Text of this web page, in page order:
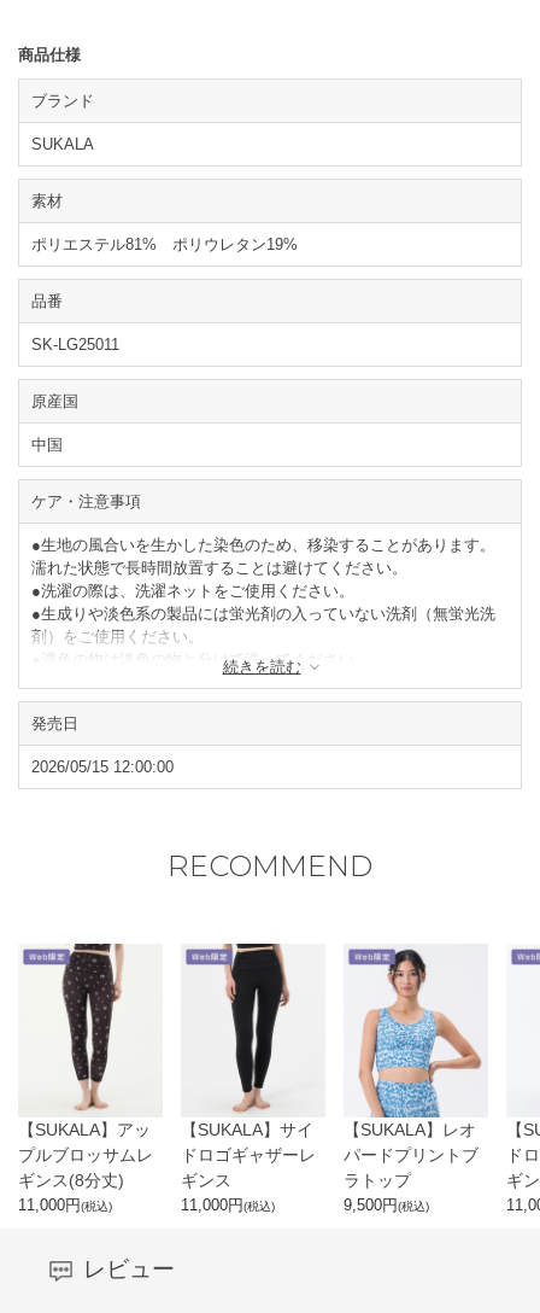
商品仕様
ブランド
SUKALA
素材
ポリエステル81% ポリウレタン19%
品番
SK-LG25011
原産国
中国
ケア・注意事項
●生地の風合いを生かした染色のため、移染することがあります。
濡れた状態で長時間放置することは避けてください。
●洗濯の際は、洗濯ネットをご使用ください。
●生成りや淡色系の製品には蛍光剤の入っていない洗剤（無蛍光洗
剤）をご使用ください。
●濃色の物は淡色の物と分けて洗ってください。
●タンブラー乾燥はお避けください。
●形を整えて陰干ししてください。
続きを読む
発売日
2026/05/15 12:00:00
RECOMMEND
【SUKALA】アッ
プルブロッサムレ
ギンス(8分丈)
11,000円(税込)
【SUKALA】サイ
ドロゴギャザーレ
ギンス
11,000円(税込)
【SUKALA】レオ
パードプリントブ
ラトップ
9,500円(税込)
【
ド
ギ
レビュー